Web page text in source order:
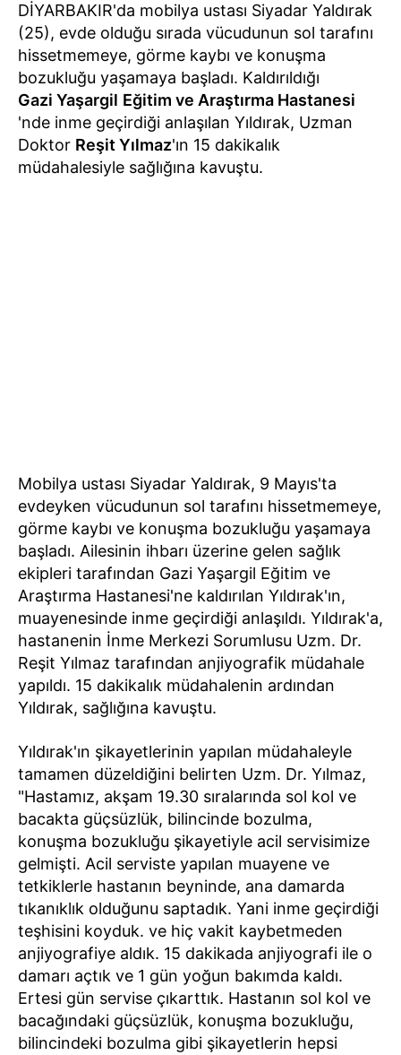
DİYARBAKIR'da mobilya ustası Siyadar Yaldırak
(25), evde olduğu sırada vücudunun sol tarafını
hissetmemeye, görme kaybı ve konuşma
bozukluğu yaşamaya başladı. Kaldırıldığı
Gazi Yaşargil Eğitim ve Araştırma Hastanesi
'nde inme geçirdiği anlaşılan Yıldırak, Uzman
Doktor Reşit Yılmaz'ın 15 dakikalık
müdahalesiyle sağlığına kavuştu.
Mobilya ustası Siyadar Yaldırak, 9 Mayıs'ta
evdeyken vücudunun sol tarafını hissetmemeye,
görme kaybı ve konuşma bozukluğu yaşamaya
başladı. Ailesinin ihbarı üzerine gelen sağlık
ekipleri tarafından Gazi Yaşargil Eğitim ve
Araştırma Hastanesi'ne kaldırılan Yıldırak'ın,
muayenesinde inme geçirdiği anlaşıldı. Yıldırak'a,
hastanenin İnme Merkezi Sorumlusu Uzm. Dr.
Reşit Yılmaz tarafından anjiyografik müdahale
yapıldı. 15 dakikalık müdahalenin ardından
Yıldırak, sağlığına kavuştu.
Yıldırak'ın şikayetlerinin yapılan müdahaleyle
tamamen düzeldiğini belirten Uzm. Dr. Yılmaz,
"Hastamız, akşam 19.30 sıralarında sol kol ve
bacakta güçsüzlük, bilincinde bozulma,
konuşma bozukluğu şikayetiyle acil servisimize
gelmişti. Acil serviste yapılan muayene ve
tetkiklerle hastanın beyninde, ana damarda
tıkanıklık olduğunu saptadık. Yani inme geçirdiği
teşhisini koyduk. ve hiç vakit kaybetmeden
anjiyografiye aldık. 15 dakikada anjiyografi ile o
damarı açtık ve 1 gün yoğun bakımda kaldı.
Ertesi gün servise çıkarttık. Hastanın sol kol ve
bacağındaki güçsüzlük, konuşma bozukluğu,
bilincindeki bozulma gibi şikayetlerin hepsi